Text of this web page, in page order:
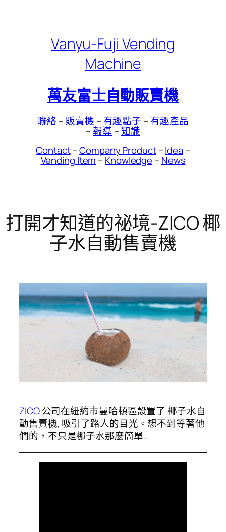
Vanyu-Fuji Vending
Machine
萬友富士自動販賣機
聯絡 – 販賣機 – 有趣點子 – 有趣產品
–報導 –知識
Contact–Company Product–Idea–
Vending Item – Knowledge – News
打開才知道的祕境-ZICO 椰
子水自動售賣機
ZICO公司在紐約市曼哈頓區設置了 椰子水自
動售賣機, 吸引了路人的目光。想不到等著他
們的，不只是梛子水那麼簡單…